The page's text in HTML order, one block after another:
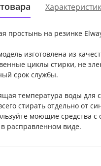
простынь на резинке
изготовлена из
циклы стирки, не
срок службы.
температура воды для
стирать отдельно от
моющие средства с
в расправленном виде.